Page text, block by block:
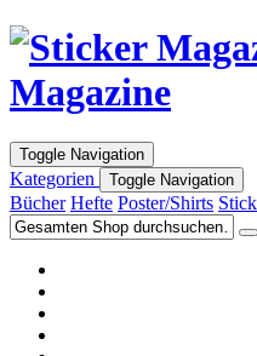
Magazine
Toggle Navigation
Kategorien Toggle Navigation
Bücher Hefte Poster/Shirts